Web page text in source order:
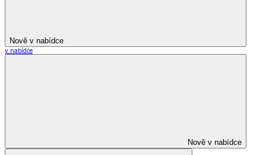
Nově v nabídce
v nabídce
Nově v nabídce